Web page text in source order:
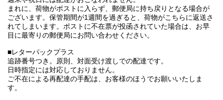
まれに、荷物がポストに入らず、郵便局に持ち戻りとなる場合が
ございます。保管期間が1週間を過ぎると、荷物がこちらに返送さ
れてしまいます。ポストに不在票が投函されていた場合は、お早
目に最寄りの郵便局にお問い合わせください。
■レターパックプラス
追跡番号つき。原則、対面受け渡しでの配達です。
日時指定には対応しておりません。
ご不在による再配達の手配は、お客様のほうでお願いいたしま
す。